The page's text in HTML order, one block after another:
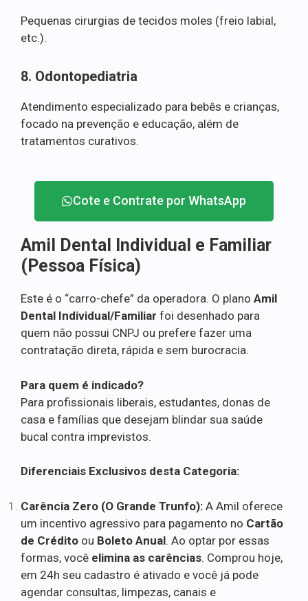
Pequenas cirurgias de tecidos moles (freio labial,
etc.).
8. Odontopediatria
Atendimento especializado para bebês e crianças,
focado na prevenção e educação, além de
tratamentos curativos.
Cote e Contrate por WhatsApp
Amil Dental Individual e Familiar
(Pessoa Física)
Este é o “carro-chefe” da operadora. O plano Amil
Dental Individual/Familiar foi desenhado para
quem não possui CNPJ ou prefere fazer uma
contratação direta, rápida e sem burocracia.
Para quem é indicado?
Para profissionais liberais, estudantes, donas de
casa e famílias que desejam blindar sua saúde
bucal contra imprevistos.
Diferenciais Exclusivos desta Categoria:
Carência Zero (O Grande Trunfo): A Amil oferece
um incentivo agressivo para pagamento no Cartão
de Crédito ou Boleto Anual. Ao optar por essas
formas, você elimina as carências. Comprou hoje,
em 24h seu cadastro é ativado e você já pode
agendar consultas, limpezas, canais e